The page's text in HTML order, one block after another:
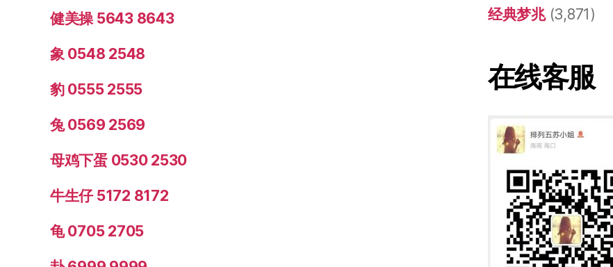
健美操 5643 8643
象 0548 2548
豹 0555 2555
兔 0569 2569
母鸡下蛋 0530 2530
牛生仔 5172 8172
龟 0705 2705
经典梦兆(3,871)
在线客服